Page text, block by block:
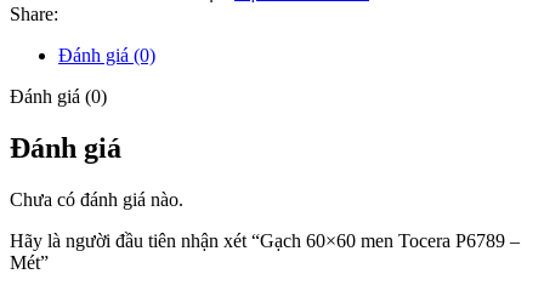
Share:
Đánh giá (0)
Đánh giá (0)
Đánh giá
Chưa có đánh giá nào.
Hãy là người đầu tiên nhận xét “Gạch 60×60 men Tocera P6789 –
Mét”